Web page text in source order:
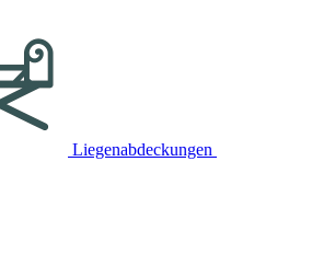
Liegenabdeckungen